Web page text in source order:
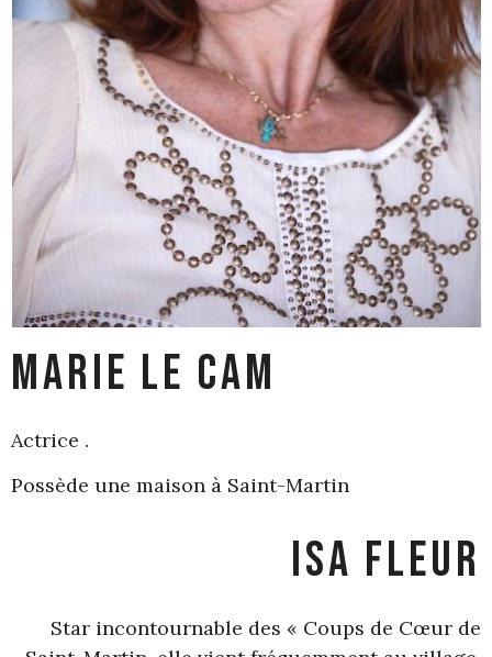
Marie Le Cam
Actrice .
Possède une maison à Saint-Martin
Isa Fleur
Star incontournable des « Coups de Cœur de